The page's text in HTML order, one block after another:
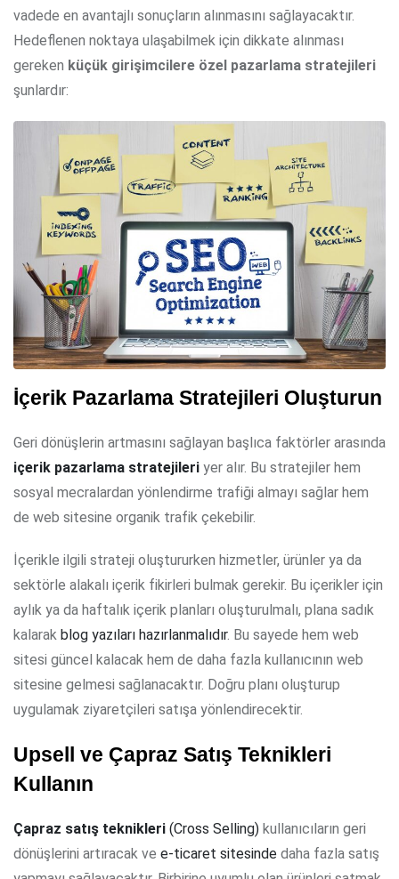
vadede en avantajlı sonuçların alınmasını sağlayacaktır.
Hedeflenen noktaya ulaşabilmek için dikkate alınması
gereken küçük girişimcilere özel pazarlama stratejileri
şunlardır:
İçerik Pazarlama Stratejileri Oluşturun
Geri dönüşlerin artmasını sağlayan başlıca faktörler arasında
içerik pazarlama stratejileri yer alır. Bu stratejiler hem
sosyal mecralardan yönlendirme trafiği almayı sağlar hem
de web sitesine organik trafik çekebilir.
İçerikle ilgili strateji oluştururken hizmetler, ürünler ya da
sektörle alakalı içerik fikirleri bulmak gerekir. Bu içerikler için
aylık ya da haftalık içerik planları oluşturulmalı, plana sadık
kalarak blog yazıları hazırlanmalıdır. Bu sayede hem web
sitesi güncel kalacak hem de daha fazla kullanıcının web
sitesine gelmesi sağlanacaktır. Doğru planı oluşturup
uygulamak ziyaretçileri satışa yönlendirecektir.
Upsell ve Çapraz Satış Teknikleri
Kullanın
Çapraz satış teknikleri (Cross Selling) kullanıcıların geri
dönüşlerini artıracak ve e-ticaret sitesinde daha fazla satış